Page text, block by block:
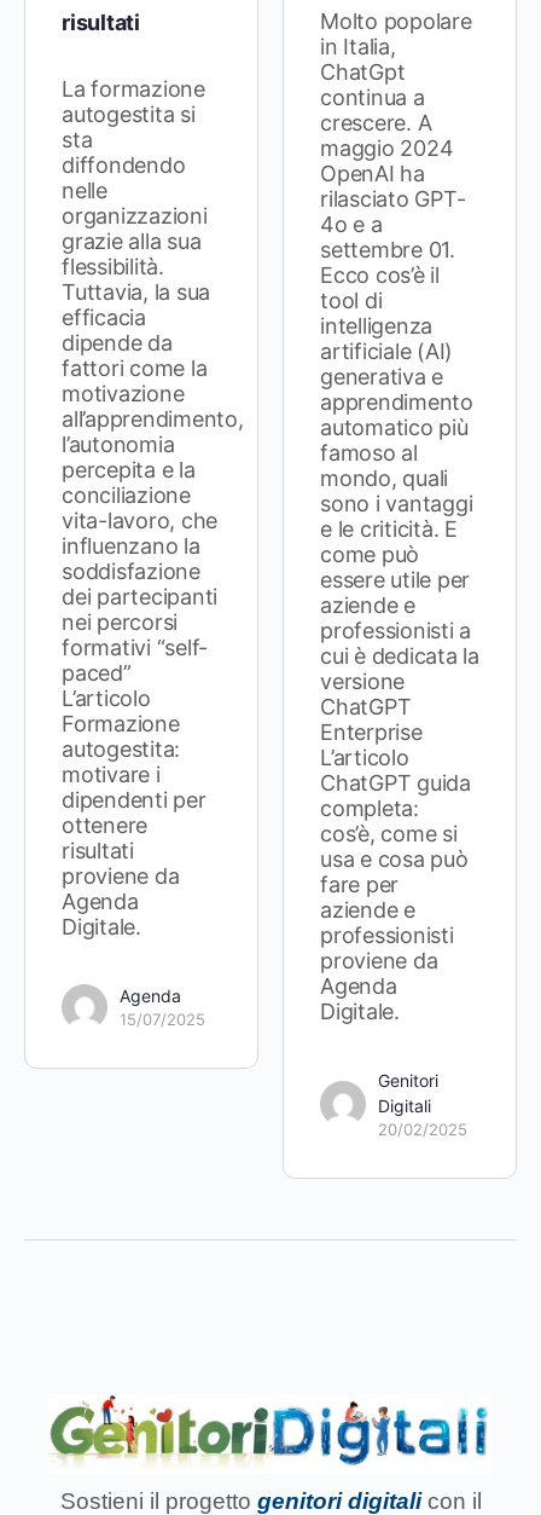
risultati
La formazione
autogestita si
sta
diffondendo
nelle
organizzazioni
grazie alla sua
flessibilità.
Tuttavia, la sua
efficacia
dipende da
fattori come la
motivazione
all’apprendimento,
l’autonomia
percepita e la
conciliazione
vita-lavoro, che
influenzano la
soddisfazione
dei partecipanti
nei percorsi
formativi “self-
paced”
L’articolo
Formazione
autogestita:
motivare i
dipendenti per
ottenere
risultati
proviene da
Agenda
Digitale.
Agenda
15/07/2025
Molto popolare
in Italia,
ChatGpt
continua a
crescere. A
maggio 2024
OpenAI ha
rilasciato GPT-
4o e a
settembre 01.
Ecco cos’è il
tool di
intelligenza
artificiale (AI)
generativa e
apprendimento
automatico più
famoso al
mondo, quali
sono i vantaggi
e le criticità. E
come può
essere utile per
aziende e
professionisti a
cui è dedicata la
versione
ChatGPT
Enterprise
L’articolo
ChatGPT guida
completa:
cos’è, come si
usa e cosa può
fare per
aziende e
professionisti
proviene da
Agenda
Digitale.
Genitori
Digitali
20/02/2025
Sostieni il progetto genitori digitali con il